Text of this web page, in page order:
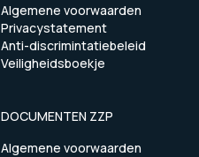
Algemene voorwaarden
Privacystatement
Anti-discrimintatiebeleid
Veiligheidsboekje
DOCUMENTEN ZZP
Algemene voorwaarden